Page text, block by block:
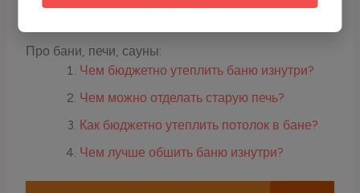
Про бани, печи, сауны:
Чем бюджетно утеплить баню изнутри?
Чем можно отделать старую печь?
Как бюджетно утеплить потолок в бане?
Чем лучше обшить баню изнутри?